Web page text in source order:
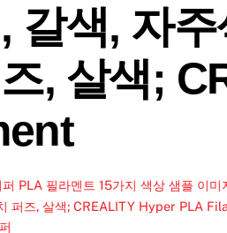
갈색, 자
, 살색;
PLA 필라멘트 15가지 색상 샘플 이
퍼즈, 살색; CREALITY Hyper PLA